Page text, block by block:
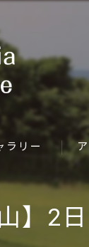
ラリー
】2日